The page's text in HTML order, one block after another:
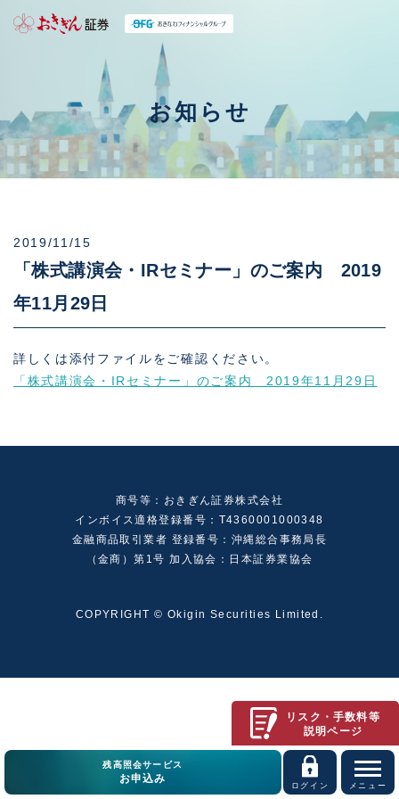
残高照会サービス
お申込み
ログイン メニュー
リスク・手数料等
説明ページ
お知らせ
2019/11/15
「株式講演会・IRセミナー」のご案内 2019
年11月29日
詳しくは添付ファイルをご確認ください。
「株式講演会・IRセミナー」のご案内 2019年11月29日
商号等：おきぎん証券株式会社
インボイス適格登録番号：T4360001000348
金融商品取引業者 登録番号：沖縄総合事務局長
（金商）第1号 加入協会：日本証券業協会
COPYRIGHT © Okigin Securities Limited.